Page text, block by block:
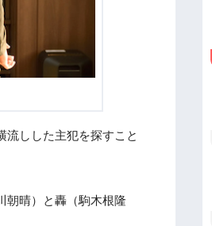
流しした主犯を探すこと
朝晴）と轟（駒木根隆